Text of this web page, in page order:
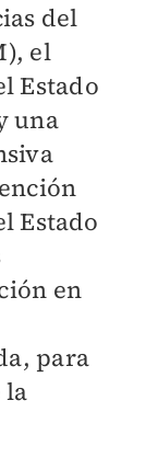
del
el
Estado
una
Estado
en
para
la